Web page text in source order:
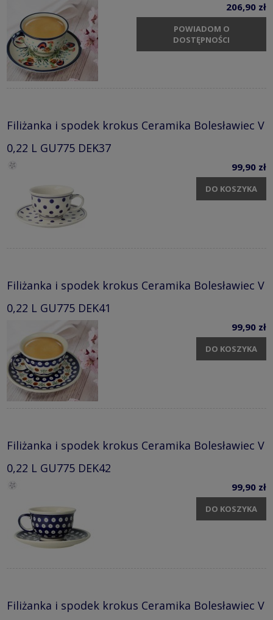
206,90 zł
POWIADOM O
DOSTĘPNOŚCI
Filiżanka i spodek krokus Ceramika Bolesławiec V
0,22 L GU775 DEK37
99,90 zł
DO KOSZYKA
Filiżanka i spodek krokus Ceramika Bolesławiec V
0,22 L GU775 DEK41
99,90 zł
DO KOSZYKA
Filiżanka i spodek krokus Ceramika Bolesławiec V
0,22 L GU775 DEK42
99,90 zł
DO KOSZYKA
Filiżanka i spodek krokus Ceramika Bolesławiec V